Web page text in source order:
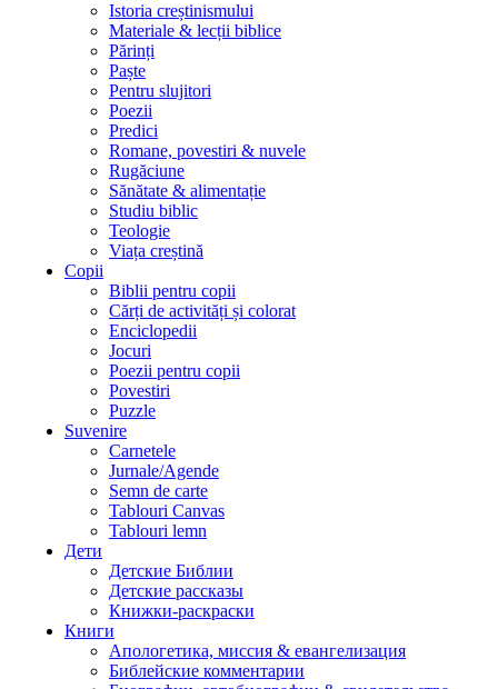
Istoria creștinismului
Materiale & lecții biblice
Părinți
Paște
Pentru slujitori
Poezii
Predici
Romane, povestiri & nuvele
Rugăciune
Sănătate & alimentație
Studiu biblic
Teologie
Viața creștină
Copii
Biblii pentru copii
Cărți de activități și colorat
Enciclopedii
Jocuri
Poezii pentru copii
Povestiri
Puzzle
Suvenire
Carnetele
Jurnale/Agende
Semn de carte
Tablouri Canvas
Tablouri lemn
Дети
Детские Библии
Детские рассказы
Книжки-раскраски
Книги
Апологетика, миссия & евангелизация
Библейские комментарии